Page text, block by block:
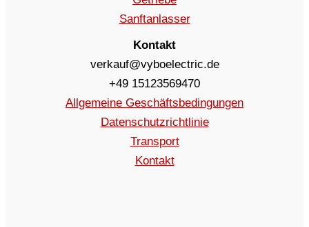
Sanftanlasser
Kontakt
verkauf@vyboelectric.de
+49 15123569470
Allgemeine Geschäftsbedingungen
Datenschutzrichtlinie
Transport
Kontakt